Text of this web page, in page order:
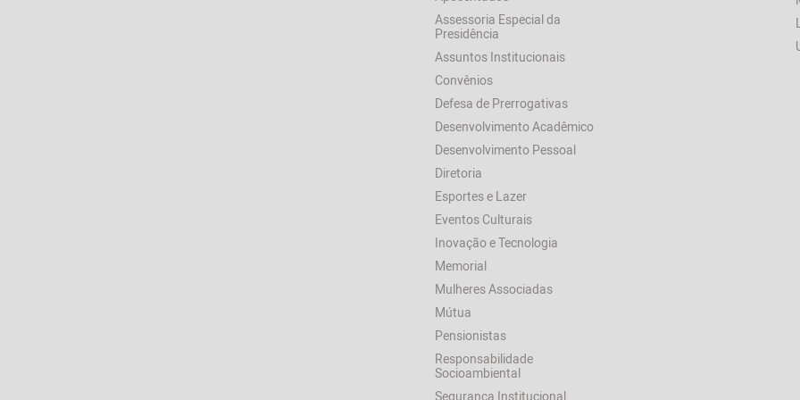
Assessoria Especial da
Presidência
Assuntos Institucionais
Convênios
Defesa de Prerrogativas
Desenvolvimento Acadêmico
Desenvolvimento Pessoal
Diretoria
Esportes e Lazer
Eventos Culturais
Inovação e Tecnologia
Memorial
Mulheres Associadas
Mútua
Pensionistas
Responsabilidade
Socioambiental
Segurança Institucional